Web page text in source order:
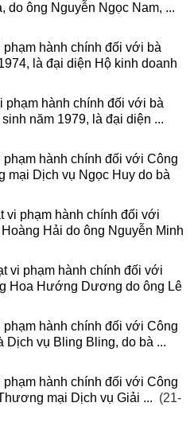
do ông Nguyễn Ngọc Nam, ...
hành chính đối với bà
là đại diện Hộ kinh doanh
phạm hành chính đối với bà
năm 1979, là đại diện ...
hành chính đối với Công
Dịch vụ Ngọc Huy do bà
vi phạm hành chính đối với
Hải do ông Nguyễn Minh
vi phạm hành chính đối với
Hoa Hướng Dương do ông Lê
hành chính đối với Công
vụ Bling Bling, do bà ...
hành chính đối với Công
mại Dịch vụ Giải ... (21-